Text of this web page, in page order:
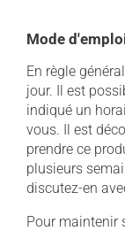
Mode
En règle
jour. Il est
indiqué un
vous. Il est
prendre ce
plusieurs
discutez-en
Pour maintenir